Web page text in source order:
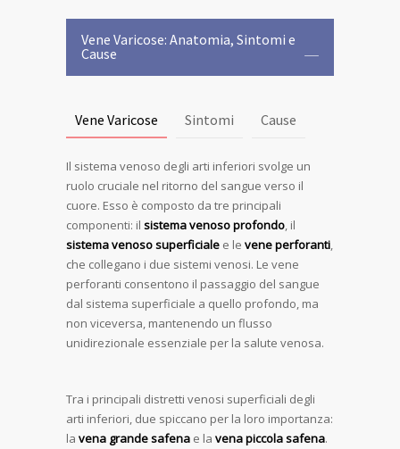
Vene Varicose: Anatomia, Sintomi e
Cause
Vene Varicose Sintomi Cause
Il sistema venoso degli arti inferiori svolge un
ruolo cruciale nel ritorno del sangue verso il
cuore. Esso è composto da tre principali
componenti: il sistema venoso profondo, il
sistema venoso superficiale e le vene perforanti,
che collegano i due sistemi venosi. Le vene
perforanti consentono il passaggio del sangue
dal sistema superficiale a quello profondo, ma
non viceversa, mantenendo un flusso
unidirezionale essenziale per la salute venosa.
Tra i principali distretti venosi superficiali degli
arti inferiori, due spiccano per la loro importanza:
la vena grande safena e la vena piccola safena.